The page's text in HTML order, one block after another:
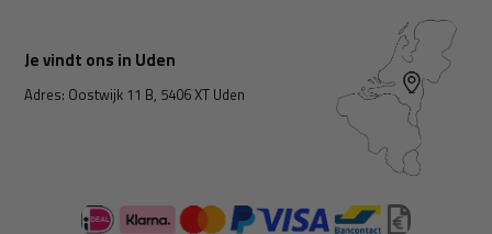
Je vindt ons in Uden
Adres: Oostwijk 11 B, 5406 XT Uden